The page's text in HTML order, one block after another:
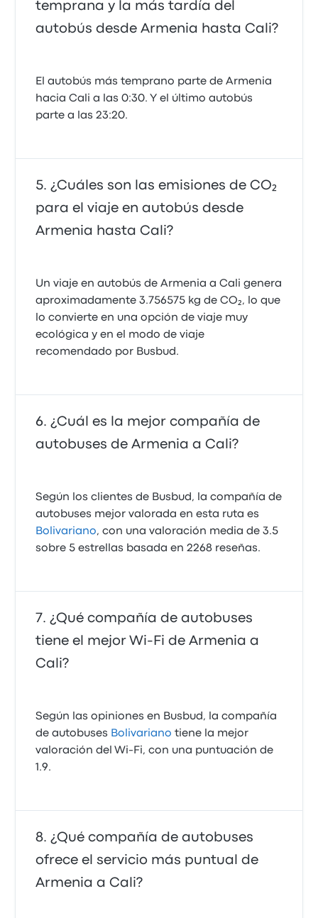
temprana y la más tardía del
autobús desde Armenia hasta Cali?
El autobús más temprano parte de Armenia
hacia Cali a las 0:30. Y el último autobús
parte a las 23:20.
¿Cuáles son las emisiones de CO₂
para el viaje en autobús desde
Armenia hasta Cali?
Un viaje en autobús de Armenia a Cali genera
aproximadamente 3.756575 kg de CO₂, lo que
lo convierte en una opción de viaje muy
ecológica y en el modo de viaje
recomendado por Busbud.
¿Cuál es la mejor compañía de
autobuses de Armenia a Cali?
Según los clientes de Busbud, la compañía de
autobuses mejor valorada en esta ruta es
Bolivariano, con una valoración media de 3.5
sobre 5 estrellas basada en 2268 reseñas.
¿Qué compañía de autobuses
tiene el mejor Wi-Fi de Armenia a
Cali?
Según las opiniones en Busbud, la compañía
de autobuses Bolivariano tiene la mejor
valoración del Wi-Fi, con una puntuación de
1.9.
¿Qué compañía de autobuses
ofrece el servicio más puntual de
Armenia a Cali?